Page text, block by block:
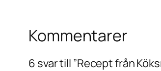
Kommentarer
6 svar till ”Recept från